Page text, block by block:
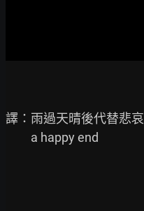
譯：雨過天晴後代替悲哀